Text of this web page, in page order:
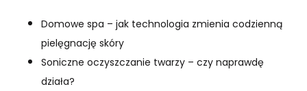
Domowe spa – jak technologia zmienia codzienną
pielęgnację skóry
Soniczne oczyszczanie twarzy – czy naprawdę
działa?